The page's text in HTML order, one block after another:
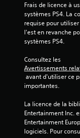
Frais de licence à
systèmes PS4. La
requise pour
l'est en revanche
systèmes PS4.
Consultez les
Avertissements
importantes.
La licence de la
Entertainment Inc.
Entertainment
logiciels. Pour